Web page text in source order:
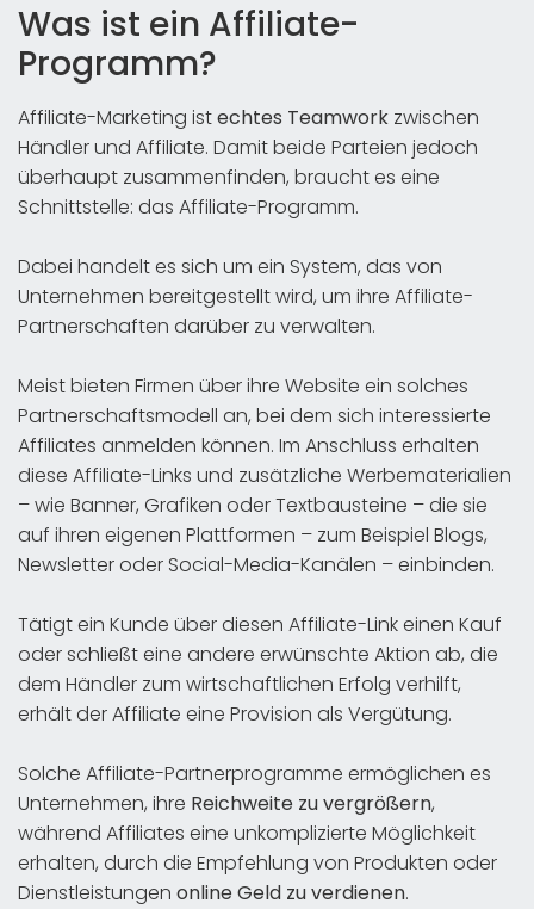
Was ist ein Affiliate-
Programm?
Affiliate-Marketing istechtes Teamwork zwischen
Händler und Affiliate. Damit beide Parteien jedoch
überhaupt zusammenfinden, braucht es eine
Schnittstelle: das Affiliate-Programm.
Dabei handelt es sich um ein System, das von
Unternehmen bereitgestellt wird, um ihre Affiliate-
Partnerschaften darüber zu verwalten.
Meist bieten Firmen über ihre Website ein solches
Partnerschaftsmodell an, bei dem sich interessierte
Affiliates anmelden können. Im Anschluss erhalten
diese Affiliate-Links und zusätzliche Werbematerialien
– wie Banner, Grafiken oder Textbausteine – die sie
auf ihren eigenen Plattformen – zum Beispiel Blogs,
Newsletter oder Social-Media-Kanälen – einbinden.
Tätigt ein Kunde über diesen Affiliate-Link einen Kauf
oder schließt eine andere erwünschte Aktion ab, die
dem Händler zum wirtschaftlichen Erfolg verhilft,
erhält der Affiliate eine Provision als Vergütung.
Solche Affiliate-Partnerprogramme ermöglichen es
Unternehmen, ihre Reichweite zu vergrößern,
während Affiliates eine unkomplizierte Möglichkeit
erhalten, durch die Empfehlung von Produkten oder
Dienstleistungen online Geld zu verdienen.